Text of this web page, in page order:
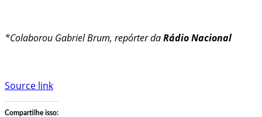
*Colaborou Gabriel Brum, repórter daRádio Nacional
Source link
Compartilhe isso: